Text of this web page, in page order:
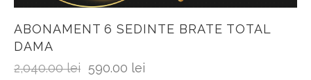
ABONAMENT 6 SEDINTE BRATE TOTAL
DAMA
2,040.00lei 590.00 lei